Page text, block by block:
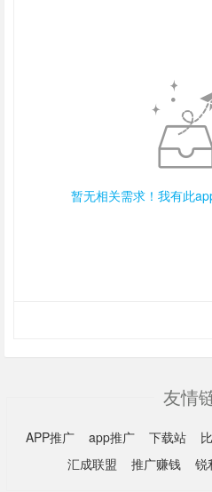
暂无相关需求！我有此
友情
APP推广 app推广 下载站
汇成联盟
推广赚钱 锐